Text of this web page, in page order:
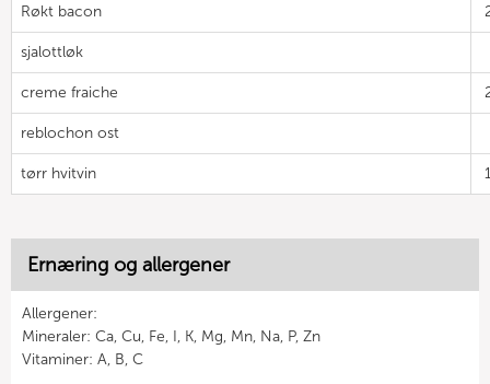
Røkt bacon
sjalottløk
creme fraiche
reblochon ost
tørr hvitvin
Ernæring og allergener
Allergener:
Mineraler: Ca, Cu, Fe, I, K, Mg, Mn, Na, P, Zn
Vitaminer: A, B, C